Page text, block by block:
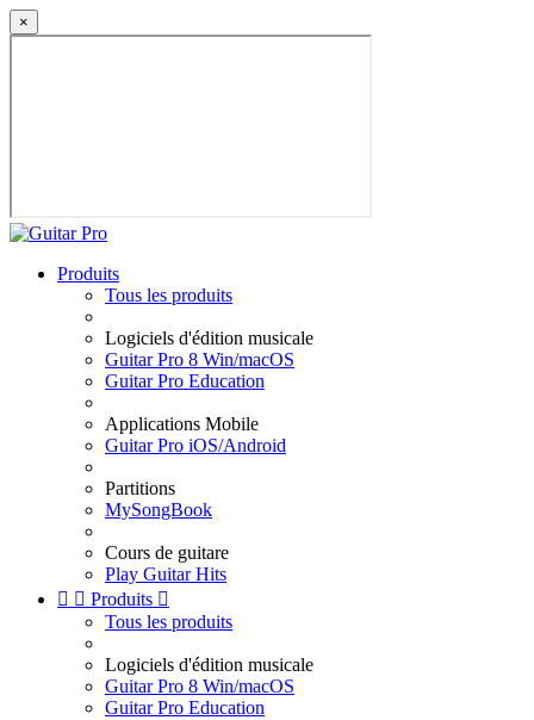
×
Produits
Tous les produits
Logiciels d'édition musicale
Guitar Pro 8 Win/macOS
Guitar Pro Education
Applications Mobile
Guitar Pro iOS/Android
Partitions
MySongBook
Cours de guitare
Play Guitar Hits
  Produits 
Tous les produits
Logiciels d'édition musicale
Guitar Pro 8 Win/macOS
Guitar Pro Education